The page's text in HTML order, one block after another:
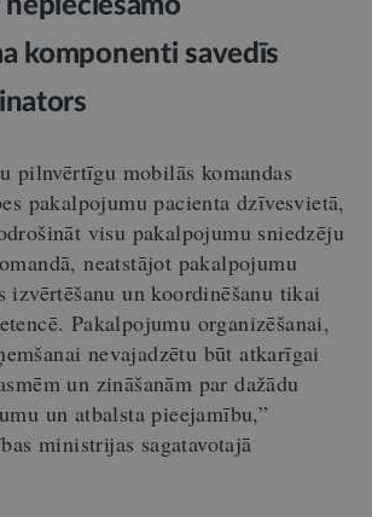
komponenti savedīs
pilnvērtīgu mobilās komandas
pakalpojumu pacienta dzīvesvietā,
visu pakalpojumu sniedzēju
neatstājot pakalpojumu
izvērtēšanu un koordinēšanu tikai
Pakalpojumu organizēšanai,
nevajadzētu būt atkarīgai
un zināšanām par dažādu
un atbalsta pieejamību,”
ministrijas sagatavotajā